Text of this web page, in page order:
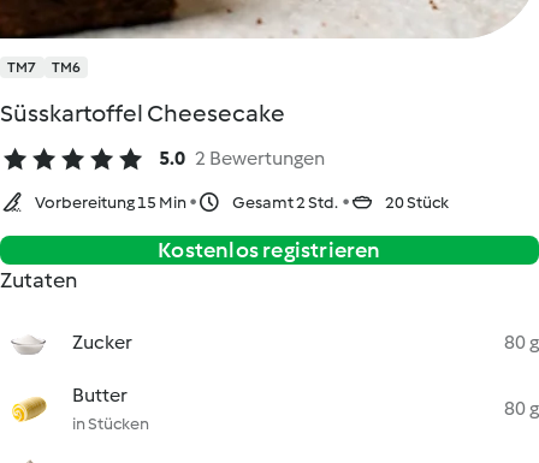
TM7 TM6
Süsskartoffel Cheesecake
5.0 2 Bewertungen
Vorbereitung 15 Min Gesamt 2 Std. 20 Stück
Kostenlos registrieren
Zutaten
Zucker 80 g
Butter
in Stücken
80 g